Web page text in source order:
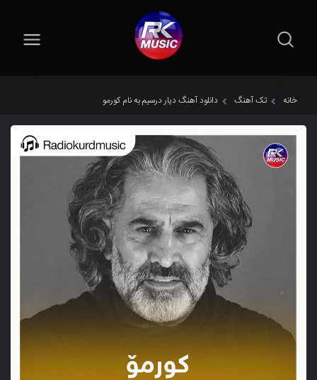
خانه تک آهنگ دانلود آهنگ دیار درسیم به نام کورمو